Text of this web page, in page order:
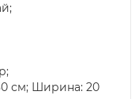
см; Ширина: 20